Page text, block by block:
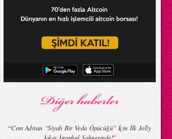
“Cem Adrian “Siyah Bir Veda Öpücüğü” İçin İlk Jolly